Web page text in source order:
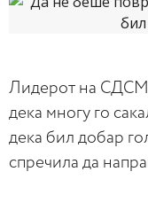
Лидерот на СДСМ
дека многу го
дека бил добар
спречила да